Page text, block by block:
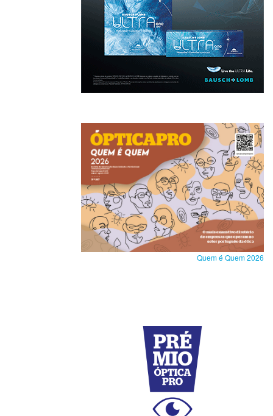
Quem é Quem 2026